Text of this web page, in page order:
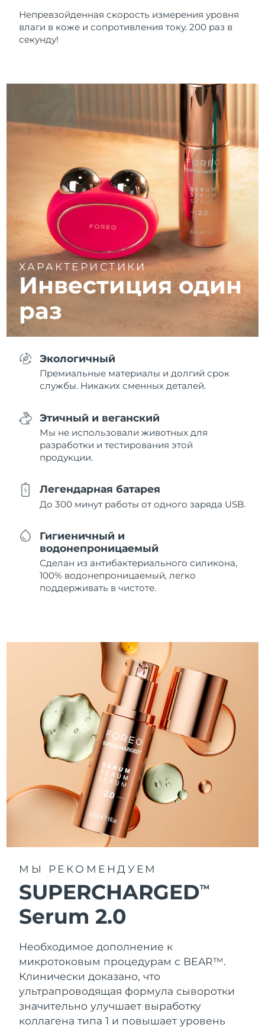
Непревзойденная скорость измерения уровня
влаги в коже и сопротивления току. 200 раз в
секунду!
ХАРАКТЕРИСТИКИ
Инвестиция один
раз
Экологичный
Премиальные материалы и долгий срок
службы. Никаких сменных деталей.
Этичный и веганский
Мы не использовали животных для
разработки и тестирования этой
продукции.
Легендарная батарея
До 300 минут работы от одного заряда USB.
Гигиеничный и
водонепроницаемый
Сделан из антибактериального силикона,
100% водонепроницаемый, легко
поддерживать в чистоте.
МЫ РЕКОМЕНДУЕМ
SUPERCHARGEDTM
Serum 2.0
Необходимое дополнение к
микротоковым процедурам с BEAR™.
Клинически доказано, что
ультрапроводящая формула сыворотки
значительно улучшает выработку
коллагена типа 1 и повышает уровень